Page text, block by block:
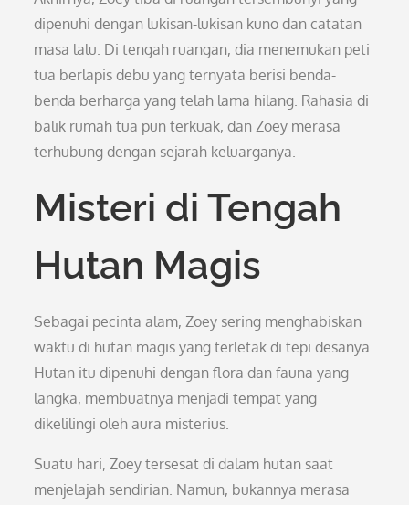
dipenuhi dengan lukisan-lukisan kuno dan catatan
masa lalu. Di tengah ruangan, dia menemukan peti
tua berlapis debu yang ternyata berisi benda-
benda berharga yang telah lama hilang. Rahasia di
balik rumah tua pun terkuak, dan Zoey merasa
terhubung dengan sejarah keluarganya.
Misteri di Tengah
Hutan Magis
Sebagai pecinta alam, Zoey sering menghabiskan
waktu di hutan magis yang terletak di tepi desanya.
Hutan itu dipenuhi dengan flora dan fauna yang
langka, membuatnya menjadi tempat yang
dikelilingi oleh aura misterius.
Suatu hari, Zoey tersesat di dalam hutan saat
menjelajah sendirian. Namun, bukannya merasa